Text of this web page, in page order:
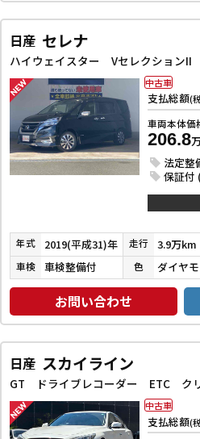
日産 セレナ
支払総額(
車両本体価
206.8
法定整
保証付
中古車
年式 2019(平成31)年 走行 3.9万km
車検 車検整備付 色
お問い合わせ
日産 スカイライン
支払総額(
中古車